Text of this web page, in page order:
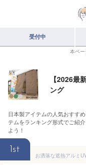
受付中
本ペ
【2026最
ング
日本製アイテムの人気おすす
テムをランキング形式でご紹
よう！
1st